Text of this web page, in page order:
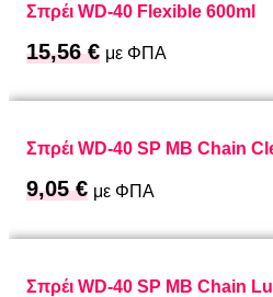
Σπρέι WD-40 Flexible 600ml
15,56€ με ΦΠΑ
Σπρέι WD-40 SP MB Chain
9,05€ με ΦΠΑ
Σπρέι WD-40 SP MB Chain